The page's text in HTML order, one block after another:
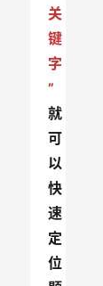
关
键
字
”
就
可
以
快
速
定
位